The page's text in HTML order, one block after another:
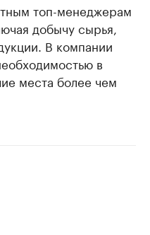
топ-менеджерам
добычу сырья,
В компании
в
места более чем